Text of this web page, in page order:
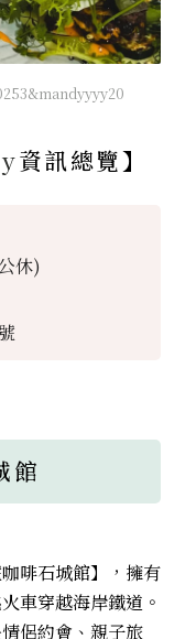
資訊總覽】
休)
館
啡石城館】，擁有
車穿越海岸鐵道。
侶約會、親子旅